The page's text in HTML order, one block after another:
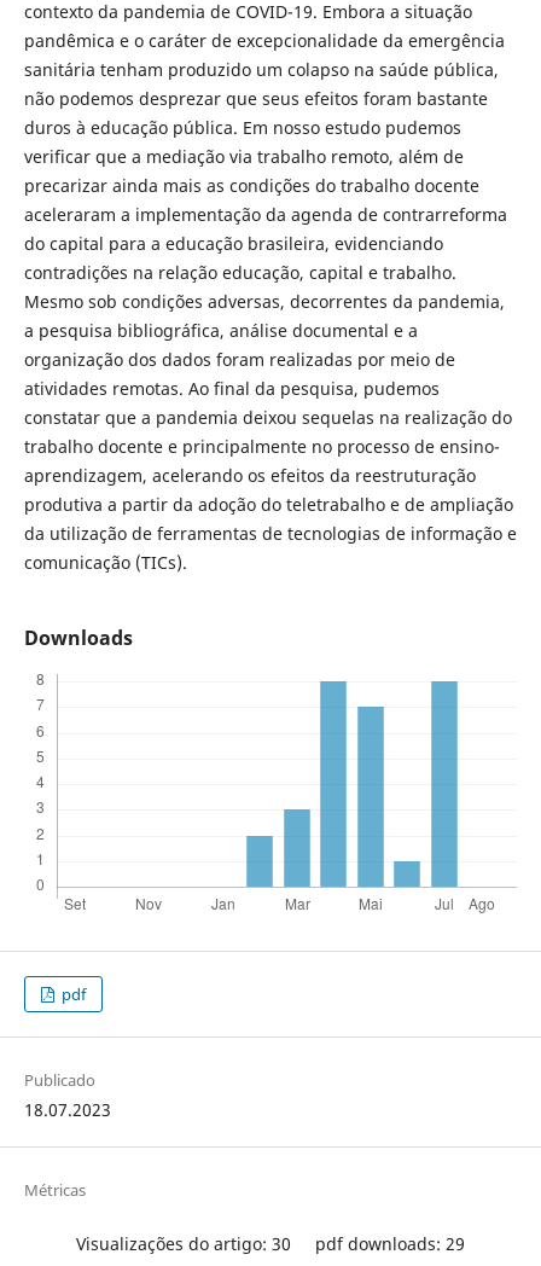
contexto da pandemia de COVID-19. Embora a situação
pandêmica e o caráter de excepcionalidade da emergência
sanitária tenham produzido um colapso na saúde pública,
não podemos desprezar que seus efeitos foram bastante
duros à educação pública. Em nosso estudo pudemos
verificar que a mediação via trabalho remoto, além de
precarizar ainda mais as condições do trabalho docente
aceleraram a implementação da agenda de contrarreforma
do capital para a educação brasileira, evidenciando
contradições na relação educação, capital e trabalho.
Mesmo sob condições adversas, decorrentes da pandemia,
a pesquisa bibliográfica, análise documental e a
organização dos dados foram realizadas por meio de
atividades remotas. Ao final da pesquisa, pudemos
constatar que a pandemia deixou sequelas na realização do
trabalho docente e principalmente no processo de ensino-
aprendizagem, acelerando os efeitos da reestruturação
produtiva a partir da adoção do teletrabalho e de ampliação
da utilização de ferramentas de tecnologias de informação e
comunicação (TICs).
Downloads
pdf
Publicado
18.07.2023
Métricas
Visualizações do artigo: 30 pdf downloads: 29